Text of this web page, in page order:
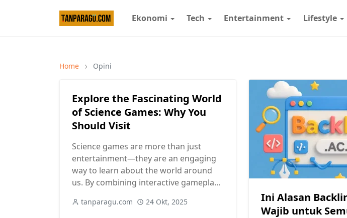
Ekonomi Tech Entertainment Lifestyle
Home Opini
Explore the Fascinating World
of Science Games: Why You
Should Visit
Science games are more than just
entertainment—they are an engaging
way to learn about the world around
us. By combining interactive gamepla...
tanparagu.com 24 Okt, 2025
Ini Alasan
Wajib untuk